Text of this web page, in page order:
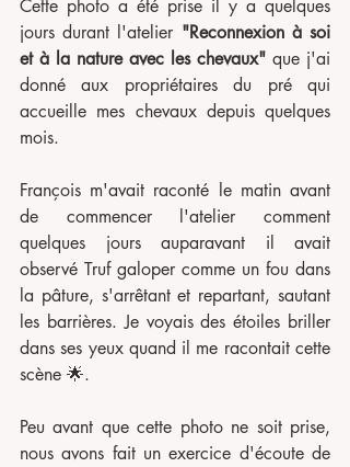
Cette photo a été prise il y a quelques
jours durant l'atelier "Reconnexion à soi
et à la nature avec les chevaux" que j'ai
donné aux propriétaires du pré qui
accueille mes chevaux depuis quelques
mois.
François m'avait raconté le matin avant
de commencer l'atelier comment
quelques jours auparavant il avait
observé Truf galoper comme un fou dans
la pâture, s'arrêtant et repartant, sautant
les barrières. Je voyais des étoiles briller
dans ses yeux quand il me racontait cette
scène 🌟.
Peu avant que cette photo ne soit prise,
nous avons fait un exercice d'écoute de